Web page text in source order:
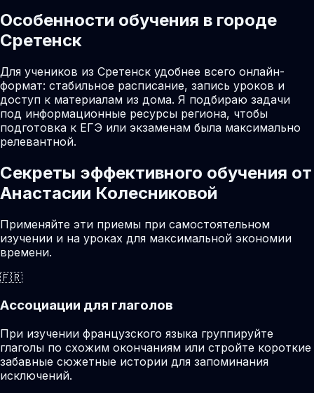
Особенности обучения в городе
Сретенск
Для учеников из Сретенск удобнее всего онлайн-
формат: стабильное расписание, запись уроков и
доступ к материалам из дома. Я подбираю задачи
под информационные ресурсы региона, чтобы
подготовка к ЕГЭ или экзаменам была максимально
релевантной.
Секреты эффективного обучения от
Анастасии Колесниковой
Применяйте эти приемы при самостоятельном
изучении и на уроках для максимальной экономии
времени.
🇫🇷
Ассоциации для глаголов
При изучении французского языка группируйте
глаголы по схожим окончаниям или стройте короткие
забавные сюжетные истории для запоминания
исключений.